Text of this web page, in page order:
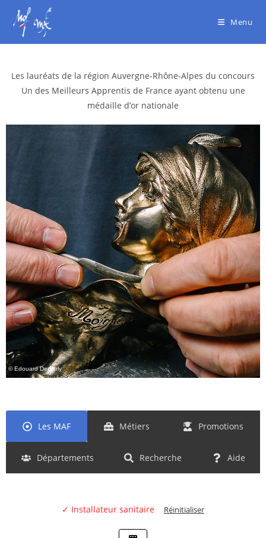
Menu
Les lauréats de la région Auvergne-Rhône-Alpes du concours
Un des Meilleurs Apprentis de France ayant obtenu une
médaille d’or nationale
© Edouard Demarly
Les MAF Métiers Promotions
Départements Recherche Aide
✓ Installateur sanitaire Réinitialiser